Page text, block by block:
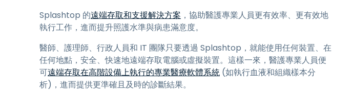
Splashtop 的遠端存取和支援解決方案 ，協助醫護專業人員更有效率、更有效地
執行工作，進而提升照護水準與病患滿意度。
醫師、護理師、行政人員和 IT 團隊只要透過 Splashtop，就能使用任何裝置、在
任何地點，安全、快速地遠端存取電腦或虛擬裝置。這樣一來，醫護專業人員便
可遠端存取在高階設備上執行的專業醫療軟體系統 (如執行血液和組織樣本分
析)，進而提供更準確且及時的診斷結果。